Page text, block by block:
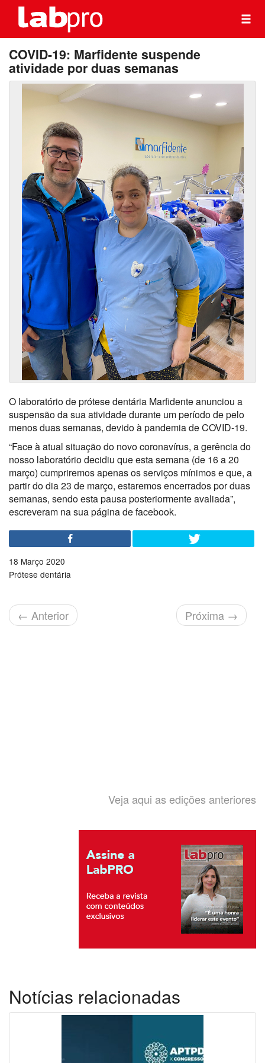
COVID-19: Marfidente suspende
atividade por duas semanas
O laboratório de prótese dentária Marfidente anunciou a
suspensão da sua atividade durante um período de pelo
menos duas semanas, devido à pandemia de COVID-19.
“Face à atual situação do novo coronavírus, a gerência do
nosso laboratório decidiu que esta semana (de 16 a 20
março) cumpriremos apenas os serviços mínimos e que, a
partir do dia 23 de março, estaremos encerrados por duas
semanas, sendo esta pausa posteriormente avaliada”,
escreveram na sua página de facebook.
18 Março 2020
Prótese dentária
← Anterior Próxima →
Veja aqui as edições anteriores
Notícias relacionadas